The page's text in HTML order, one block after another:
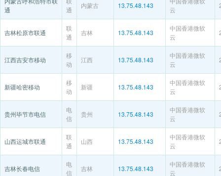
通
通
内蒙古 13.75.48.143
云
吉林松原市联通
联
通
吉林 13.75.48.143
中国香港微软
云
江西吉安市移动
移
动
江西 13.75.48.143
中国香港微软
云
新疆哈密移动
移
动
新疆 13.75.48.143
中国香港微软
云
贵州毕节市电信
电
信
贵州 13.75.48.143
中国香港微软
云
山西运城市联通
联
通
山西 13.75.48.143
中国香港微软
云
吉林长春电信
电
信
吉林 13.75.48.143
中国香港微软
云